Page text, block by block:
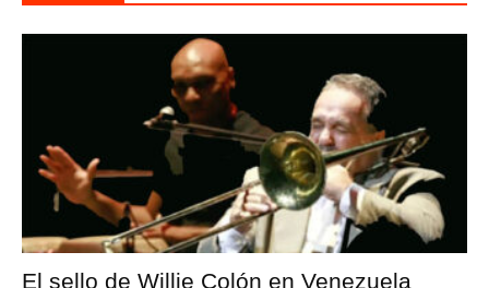
El sello de Willie Colón en Venezuela